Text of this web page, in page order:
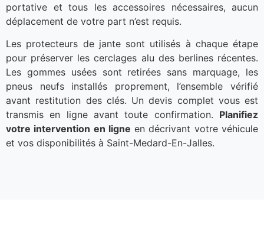
portative et tous les accessoires nécessaires, aucun
déplacement de votre part n’est requis.
Les protecteurs de jante sont utilisés à chaque étape
pour préserver les cerclages alu des berlines récentes.
Les gommes usées sont retirées sans marquage, les
pneus neufs installés proprement, l’ensemble vérifié
avant restitution des clés. Un devis complet vous est
transmis en ligne avant toute confirmation. Planifiez
votre intervention en ligne en décrivant votre véhicule
et vos disponibilités à Saint-Medard-En-Jalles.